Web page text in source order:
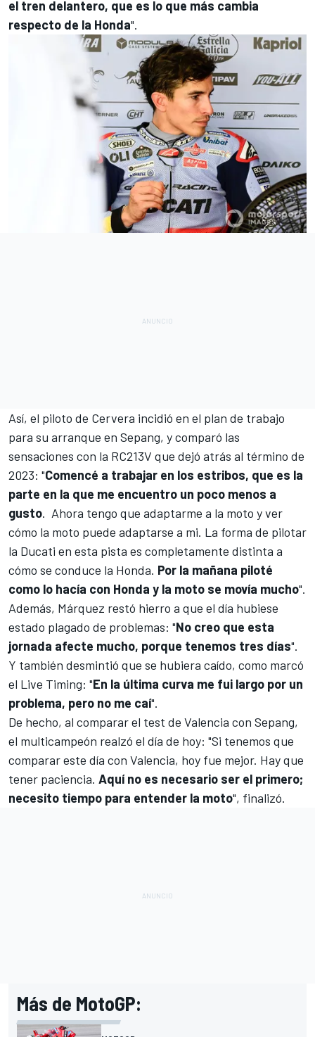
el tren delantero, que es lo que más cambia
respecto de la Honda".
Así, el piloto de Cervera incidió en el plan de trabajo
para su arranque en Sepang, y comparó las
sensaciones con la RC213V que dejó atrás al término de
2023: "Comencé a trabajar en los estribos, que es la
parte en la que me encuentro un poco menos a
gusto. Ahora tengo que adaptarme a la moto y ver
cómo la moto puede adaptarse a mi. La forma de pilotar
la Ducati en esta pista es completamente distinta a
cómo se conduce la Honda. Por la mañana piloté
como lo hacía con Honda y la moto se movía mucho".
Además, Márquez restó hierro a que el día hubiese
estado plagado de problemas: "No creo que esta
jornada afecte mucho, porque tenemos tres días".
Y también desmintió que se hubiera caído, como marcó
el Live Timing: "En la última curva me fui largo por un
problema, pero no me caí".
De hecho, al comparar el test de Valencia con Sepang,
el multicampeón realzó el día de hoy: "Si tenemos que
comparar este día con Valencia, hoy fue mejor. Hay que
tener paciencia. Aquí no es necesario ser el primero;
necesito tiempo para entender la moto", finalizó.
Más de MotoGP: